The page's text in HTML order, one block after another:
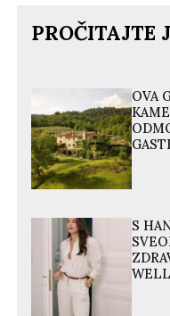
PROČITAJTE
OVA
S